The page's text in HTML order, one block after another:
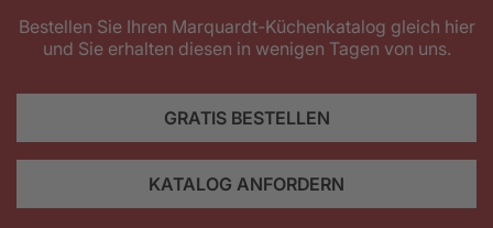
Bestellen Sie Ihren Marquardt-Küchenkatalog gleich hier
und Sie erhalten diesen in wenigen Tagen von uns.
GRATIS BESTELLEN
KATALOG ANFORDERN